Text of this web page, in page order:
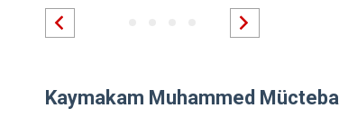
Kaymakam Muhammed Mücteba